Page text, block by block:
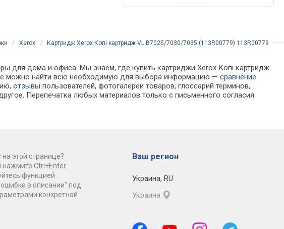
/ Xerox / Картридж Xerox Копі картридж VL B7025/7030/7035 (113R00779) 113R00779
для дома и офиса. Мы знаем, где купить картриджи Xerox Копі картридж
можно найти всю необходимую для выбора информацию —сравнение
отзывы пользователей, фотогалереи товаров, глоссарий терминов,
Перепечатка любых материалов только с письменного согласия
этой странице?
нажмите Ctrl+Enter.
функцией
в описании" под
конкретной
Ваш регион
Украина, RU
Украина